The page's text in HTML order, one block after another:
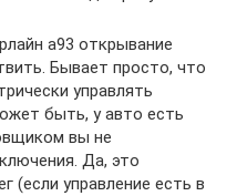
а93 открывание
Бывает просто, что
управлять
быть, у авто есть
вы не
Да, это
(если управление есть в